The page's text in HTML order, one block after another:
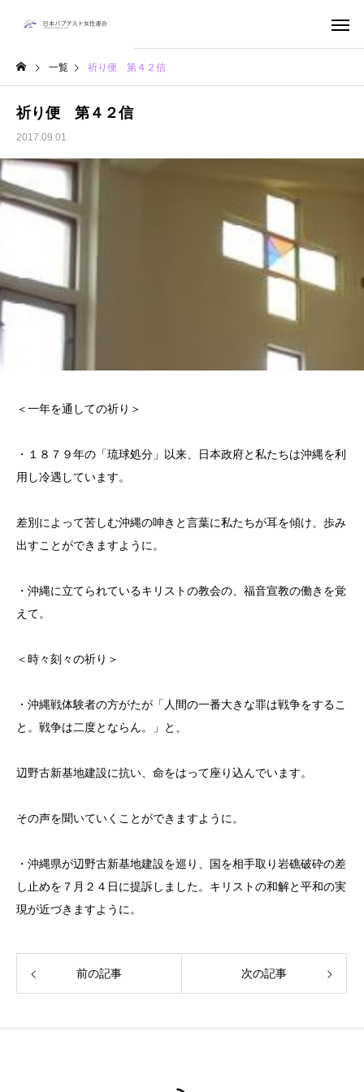
一覧 祈り便 第４２信
祈り便 第４２信
2017.09.01
＜一年を通しての祈り＞
・１８７９年の「琉球処分」以来、日本政府と私たちは沖縄を利
用し冷遇しています。
差別によって苦しむ沖縄の呻きと言葉に私たちが耳を傾け、歩み
出すことができますように。
・沖縄に立てられているキリストの教会の、福音宣教の働きを覚
えて。
＜時々刻々の祈り＞
・沖縄戦体験者の方がたが「人間の一番大きな罪は戦争をするこ
と。戦争は二度とならん。」と、
辺野古新基地建設に抗い、命をはって座り込んでいます。
その声を聞いていくことができますように。
・沖縄県が辺野古新基地建設を巡り、国を相手取り岩礁破砕の差
し止めを７月２４日に提訴しました。キリストの和解と平和の実
現が近づきますように。
前の記事 次の記事